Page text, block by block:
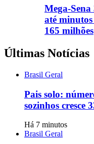
Mega-
até
165 milhões
Últimas Notícias
Brasil Geral
Pais solo:
sozinhos cresce
Há 7 minutos
Brasil Geral